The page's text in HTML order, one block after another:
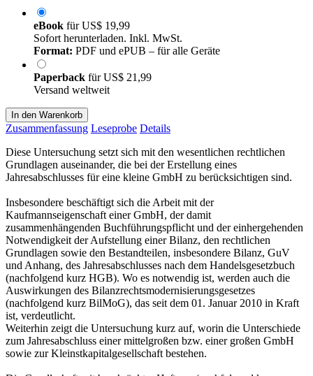
eBook fürUS$ 19,99
Sofort herunterladen. Inkl. MwSt.
Format: PDF und ePUB – für alle Geräte
Paperback fürUS$ 21,99
Versand weltweit
In den Warenkorb
Zusammenfassung Leseprobe Details
Diese Untersuchung setzt sich mit den wesentlichen rechtlichen
Grundlagen auseinander, die bei der Erstellung eines
Jahresabschlusses für eine kleine GmbH zu berücksichtigen sind.
Insbesondere beschäftigt sich die Arbeit mit der
Kaufmannseigenschaft einer GmbH, der damit
zusammenhängenden Buchführungspflicht und der einhergehenden
Notwendigkeit der Aufstellung einer Bilanz, den rechtlichen
Grundlagen sowie den Bestandteilen, insbesondere Bilanz, GuV
und Anhang, des Jahresabschlusses nach dem Handelsgesetzbuch
(nachfolgend kurz HGB). Wo es notwendig ist, werden auch die
Auswirkungen des Bilanzrechtsmodernisierungsgesetzes
(nachfolgend kurz BilMoG), das seit dem 01. Januar 2010 in Kraft
ist, verdeutlicht.
Weiterhin zeigt die Untersuchung kurz auf, worin die Unterschiede
zum Jahresabschluss einer mittelgroßen bzw. einer großen GmbH
sowie zur Kleinstkapitalgesellschaft bestehen.